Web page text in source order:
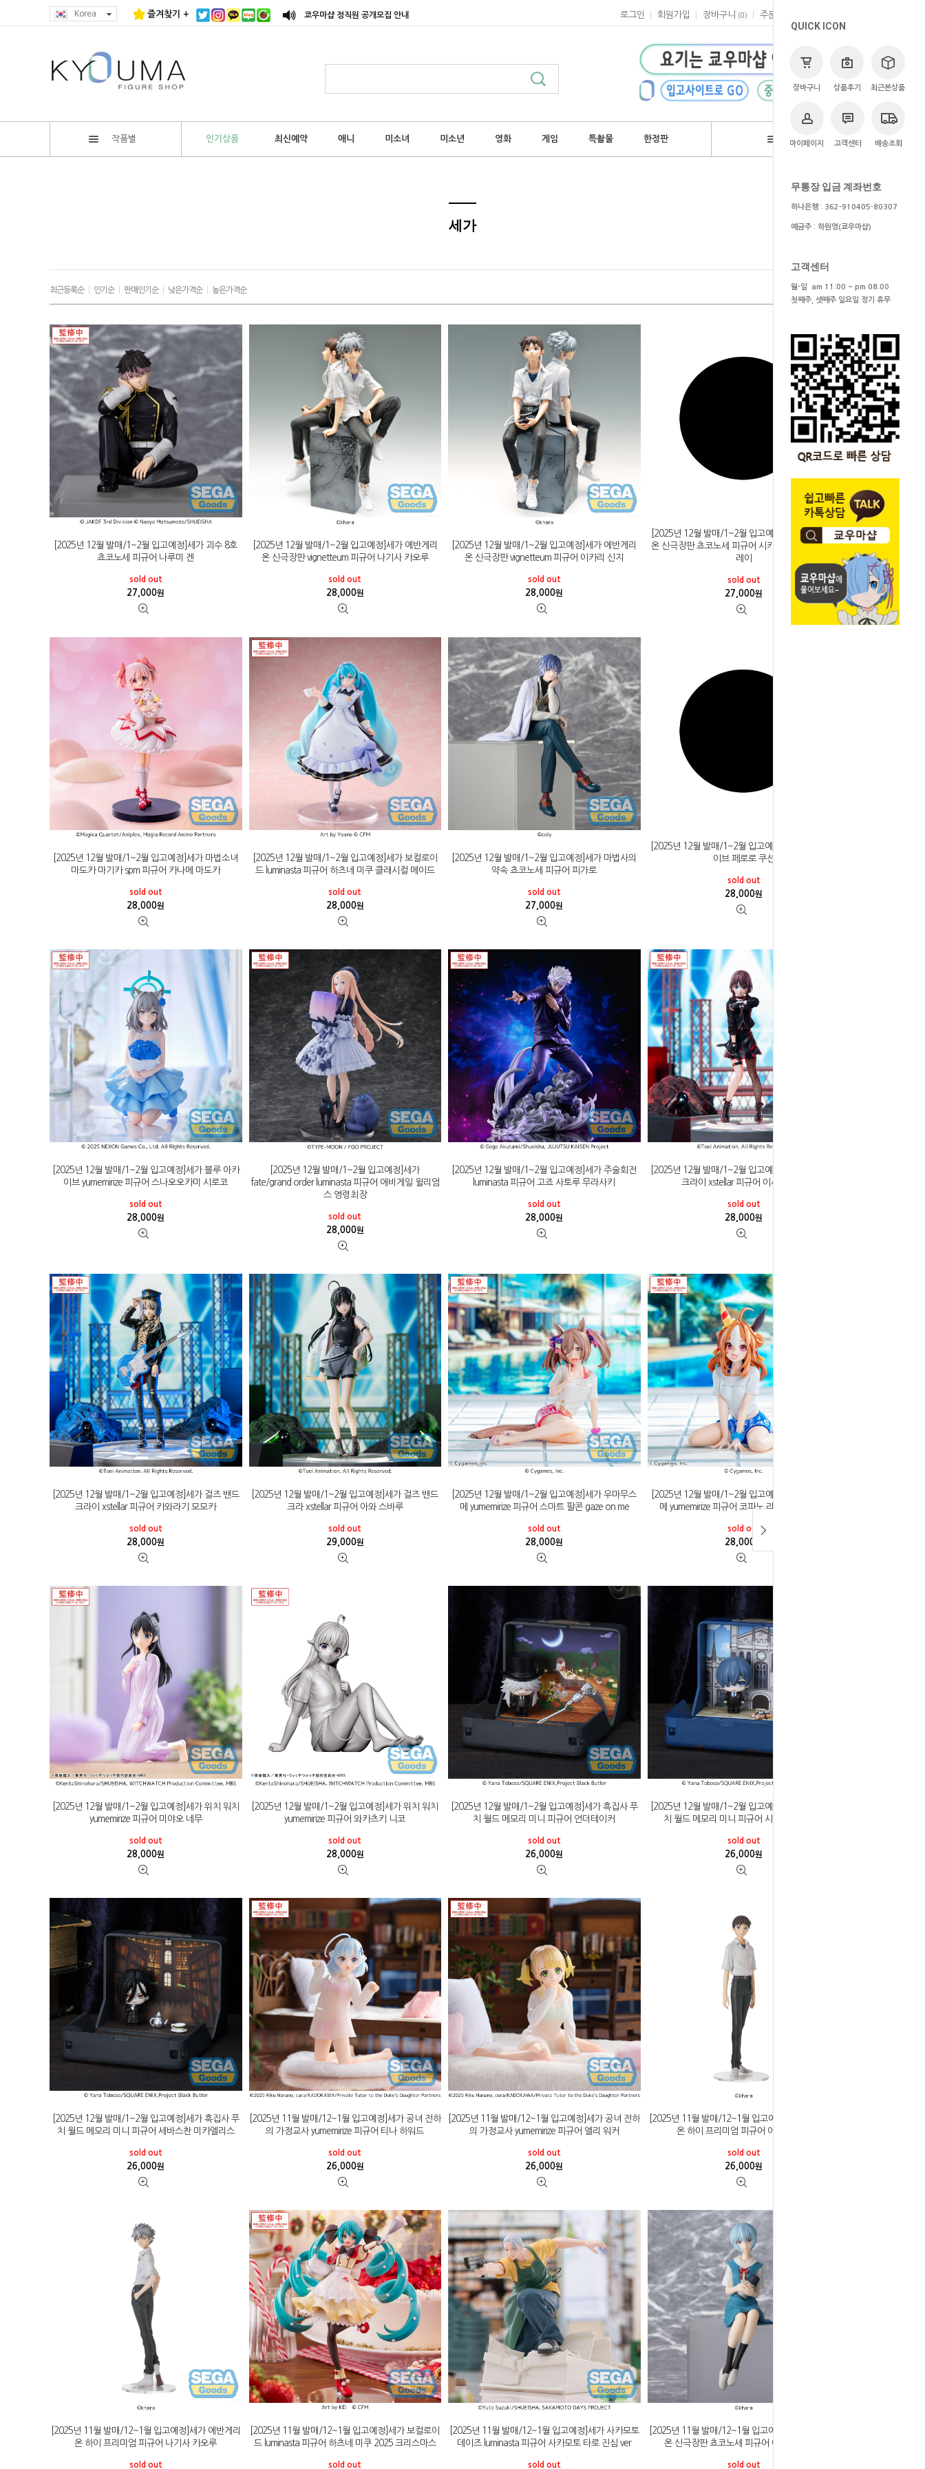
Korea 즐겨찾기 + 쿄우마샵 정직원 공개모집 안내 로그인 회원가입 장바구니 (0 ) 주문
작품별 인기상품 최신예약 애니 미소녀 미소년 영화 게임 특촬물 한정판 브랜드
QUICK ICON
장바구니 상품후기 최근본상품
마이페이지 고객센터 배송조회
무통장 입금 계좌번호
하나은행 : 362-910405-80307
예금주 : 하원영(쿄우마샵)
고객센터
월-일 am 11:00 ~ pm 08:00
첫째주, 셋째주 일요일 정기 휴무
> 브랜드 >세가
세가
최근등록순| 인기순| 판매인기순| 낮은가격순| 높은가격순
[2025년 12월 발매/1~2월 입고예정]세가 괴수 8호
쵸코노세 피규어 나루미 겐
sold out
27,000원
[2025년 12월 발매/1~2월 입고예정]세가 에반게리
온 신극장판 vignetteum 피규어 나기사 카오루
sold out
28,000원
[2025년 12월 발매/1~2월 입고예정]세가 에반게리
온 신극장판 vignetteum 피규어 이카리 신지
sold out
28,000원
[2025년 12월 발매/1~2월 입고예정]세가 에반게리
온 신극장판 쵸코노세 피규어 시키나미 아스카 랑그
레이
sold out
27,000원
[2025년 12월 발매/1~2월 입고예정]세가 마법소녀
마도카 마기카 spm 피규어 카나메 마도카
sold out
28,000원
[2025년 12월 발매/1~2월 입고예정]세가 보컬로이
드 luminasta 피규어 하츠네 미쿠 클래시컬 메이드
sold out
28,000원
[2025년 12월 발매/1~2월 입고예정]세가 마법사의
약속 쵸코노세 피규어 피가로
sold out
27,000원
[2025년 12월 발매/1~2월 입고예정]세가 블루 아카
이브 페로로 쿠션
sold out
28,000원
[2025년 12월 발매/1~2월 입고예정]세가 블루 아카
이브 yumemirize 피규어 스나오오카미 시로코
sold out
28,000원
[2025년 12월 발매/1~2월 입고예정]세가
fate/grand order luminasta 피규어 애비게일 윌리엄
스 영령최장
sold out
28,000원
[2025년 12월 발매/1~2월 입고예정]세가 주술회전
luminasta 피규어 고죠 사토루 무라사키
sold out
28,000원
[2025년 12월 발매/1~2월 입고예정]세가 걸즈 밴드
크라이 xstellar 피규어 이세리 니나
sold out
28,000원
[2025년 12월 발매/1~2월 입고예정]세가 걸즈 밴드
크라이 xstellar 피규어 카와라기 모모카
sold out
28,000원
[2025년 12월 발매/1~2월 입고예정]세가 걸즈 밴드
크라 xstellar 피규어 아와 스바루
sold out
29,000원
[2025년 12월 발매/1~2월 입고예정]세가 우마무스
메 yumemirize 피규어 스마트 팔콘 gaze on me
sold out
28,000원
[2025년 12월 발매/1~2월 입고예정]세가 우마무스
메 yumemirize 피규어 코파노 리키 gaze on me
sold out
28,000
[2025년 12월 발매/1~2월 입고예정]세가 위치 워치
yumemirize 피규어 미야오 네무
sold out
28,000원
[2025년 12월 발매/1~2월 입고예정]세가 위치 워치
yumemirize 피규어 와카츠키 니코
sold out
28,000원
[2025년 12월 발매/1~2월 입고예정]세가 흑집사 푸
치 월드 메모리 미니 피규어 언더테이커
sold out
26,000원
[2025년 12월 발매/1~2월 입고예정]세가 흑집사 푸
치 월드 메모리 미니 피규어 시엘 팬텀하이브
sold out
26,000원
[2025년 12월 발매/1~2월 입고예정]세가 흑집사 푸
치 월드 메모리 미니 피규어 세바스찬 미카엘리스
sold out
26,000원
[2025년 11월 발매/12~1월 입고예정]세가 공녀 전하
의 가정교사 yumemirize 피규어 티나 하워드
sold out
26,000원
[2025년 11월 발매/12~1월 입고예정]세가 공녀 전하
의 가정교사 yumemirize 피규어 엘리 워커
sold out
26,000원
[2025년 11월 발매/12~1월 입고예정]세가 에반게리
온 하이 프리미엄 피규어 이카리 신지
sold out
26,000원
[2025년 11월 발매/12~1월 입고예정]세가 에반게리
온 하이 프리미엄 피규어 나기사 카오루
sold out
[2025년 11월 발매/12~1월 입고예정]세가 보컬로이
드 luminasta 피규어 하츠네 미쿠 2025 크리스마스
sold out
[2025년 11월 발매/12~1월 입고예정]세가 사카모토
데이즈 luminasta 피규어 사카모토 타로 진심 ver
sold out
[2025년 11월 발매/12~1월 입고예정]세가 에반게리
온 신극장판 쵸코노세 피규어 아야나미 레이
sold out